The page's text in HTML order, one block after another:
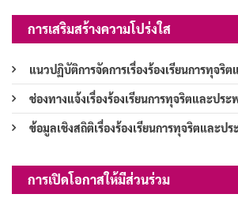
การเสริมสร้างความโปร่งใส
แนวปฏิบัติการจัดการเรื่องร้องเรียนการทุจริ
ช่องทางแจ้งเรื่องร้องเรียนการทุจริตและปร
ข้อมูลเชิงสถิติเรื่องร้องเรียนการทุจริตและป
การเปิดโอกาสให้มีส่วนร่วม